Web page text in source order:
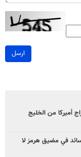
ارسل
أميركا من الخليج
في مضيق هرمز لا